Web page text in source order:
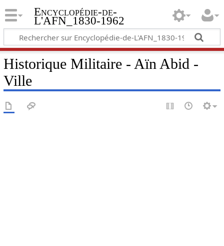
Encyclopédie-de-
L'AFN_1830-1962
Historique Militaire - Aïn Abid -
Ville